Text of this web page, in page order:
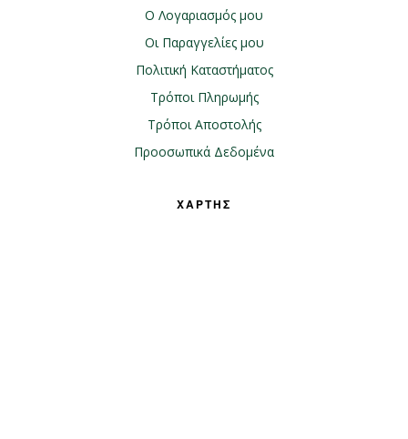
Ο Λογαριασμός μου
Οι Παραγγελίες μου
Πολιτική Καταστήματος
Τρόποι Πληρωμής
Τρόποι Αποστολής
Προοσωπικά Δεδομένα
ΧΑΡΤΗΣ